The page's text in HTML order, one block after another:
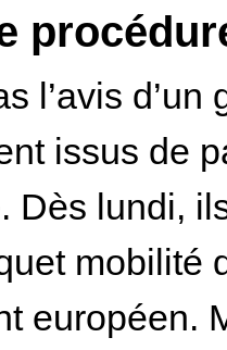
l’avis
issus de
Dès lundi,
mobilité
européen.